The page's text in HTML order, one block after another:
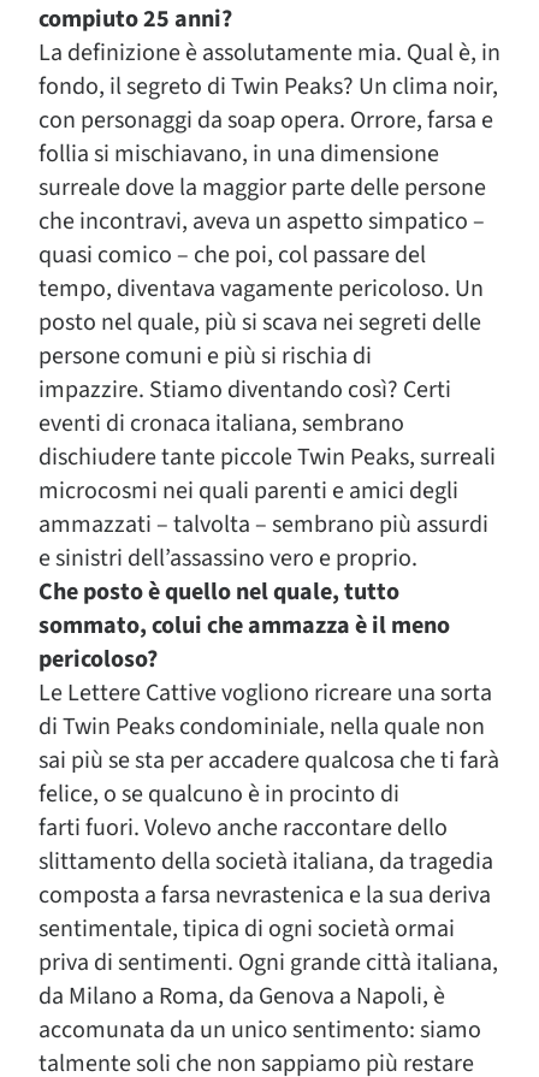
compiuto 25 anni?
La definizione è assolutamente mia. Qual è, in
fondo, il segreto di Twin Peaks? Un clima noir,
con personaggi da soap opera. Orrore, farsa e
follia si mischiavano, in una dimensione
surreale dove la maggior parte delle persone
che incontravi, aveva un aspetto simpatico –
quasi comico – che poi, col passare del
tempo, diventava vagamente pericoloso. Un
posto nel quale, più si scava nei segreti delle
persone comuni e più si rischia di
impazzire. Stiamo diventando così? Certi
eventi di cronaca italiana, sembrano
dischiudere tante piccole Twin Peaks, surreali
microcosmi nei quali parenti e amici degli
ammazzati – talvolta – sembrano più assurdi
e sinistri dell’assassino vero e proprio.
Che posto è quello nel quale, tutto
sommato, colui che ammazza è il meno
pericoloso?
Le Lettere Cattive vogliono ricreare una sorta
di Twin Peaks condominiale, nella quale non
sai più se sta per accadere qualcosa che ti farà
felice, o se qualcuno è in procinto di
farti fuori. Volevo anche raccontare dello
slittamento della società italiana, da tragedia
composta a farsa nevrastenica e la sua deriva
sentimentale, tipica di ogni società ormai
priva di sentimenti. Ogni grande città italiana,
da Milano a Roma, da Genova a Napoli, è
accomunata da un unico sentimento: siamo
talmente soli che non sappiamo più restare